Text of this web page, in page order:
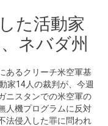
た活動家
ネバダ州
あるクリーチ米空軍基
家14人の裁判が、今週
ニスタンでの米空軍の
人機プログラムに反対
法侵入した罪に問われ